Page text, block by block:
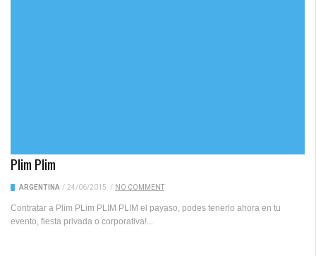
Plim Plim
ARGENTINA / 24/06/2015 / NO COMMENT
Contratar a Plim PLim PLIM PLIM el payaso, podes tenerlo ahora en tu
evento, fiesta privada o corporativa!...